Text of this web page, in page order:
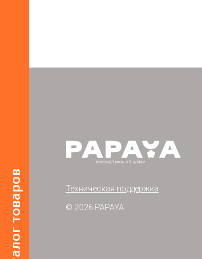
Каталог товаров
Техническая поддержка
© 2026 PAPAYA